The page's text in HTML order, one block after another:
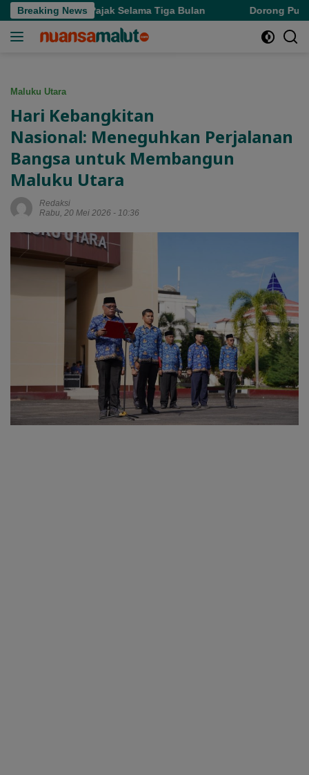
Langsung
ke
Breaking News
Denda Pajak Selama Tiga Bulan Dorong Pupuk
Maluku Utara
Hari Kebangkitan
Nasional: Meneguhkan Perjalanan
Bangsa untuk Membangun
Maluku Utara
Redaksi
Rabu, 20 Mei 2026 - 10:36